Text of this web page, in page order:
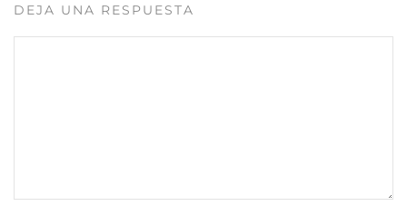
DEJA UNA RESPUESTA